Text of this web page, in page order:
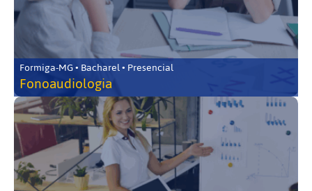
Formiga-MG • Bacharel • Presencial
Fonoaudiologia